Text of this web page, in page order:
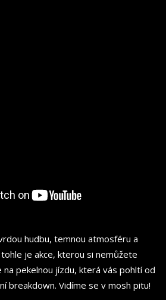
hudbu, temnou atmosféru a
je akce, kterou si nemůžete
pekelnou jízdu, která vás pohltí od
breakdown. Vidíme se v mosh pitu!